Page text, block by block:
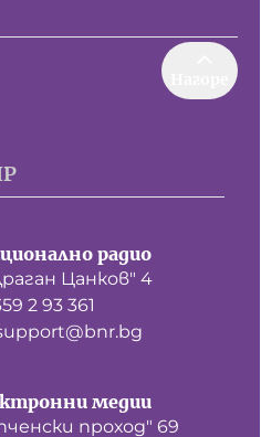
радио
Цанков" 4
2 93 361
медии
проход" 69